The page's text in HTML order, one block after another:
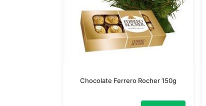
Chocolate Ferrero Rocher 150g